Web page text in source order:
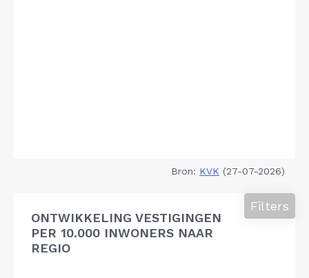
Bron: KVK (27-07-2026)
ONTWIKKELING VESTIGINGEN
PER 10.000 INWONERS NAAR
REGIO
Filters